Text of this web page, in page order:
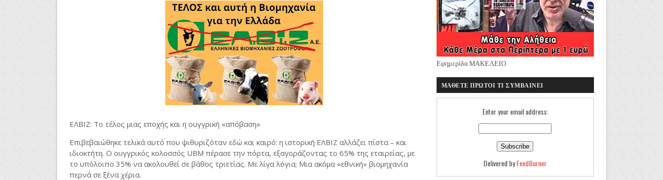
ΕΛΒΙΖ: Το τέλος μιας εποχής και η ουγγρική «απόβαση»
Επιβεβαιώθηκε τελικά αυτό που ψιθυριζόταν εδώ και καιρό: η ιστορική ΕΛΒΙΖ αλλάζει πίστα – και
ιδιοκτήτη. Ο ουγγρικός κολοσσός UBM πέρασε την πόρτα, εξαγοράζοντας το 65% της εταιρείας, με
το υπόλοιπο 35% να ακολουθεί σε βάθος τριετίας. Με λίγα λόγια; Μια ακόμα «εθνική» βιομηχανία
περνά σε ξένα χέρια.
Εφημερίδα ΜΑΚΕΛΕΙΟ
ΜΑΘΕΤΕ ΠΡΩΤΟΙ ΤΙ ΣΥΜΒΑΙΝΕΙ
Enter your email address:
Delivered byFeedBurner